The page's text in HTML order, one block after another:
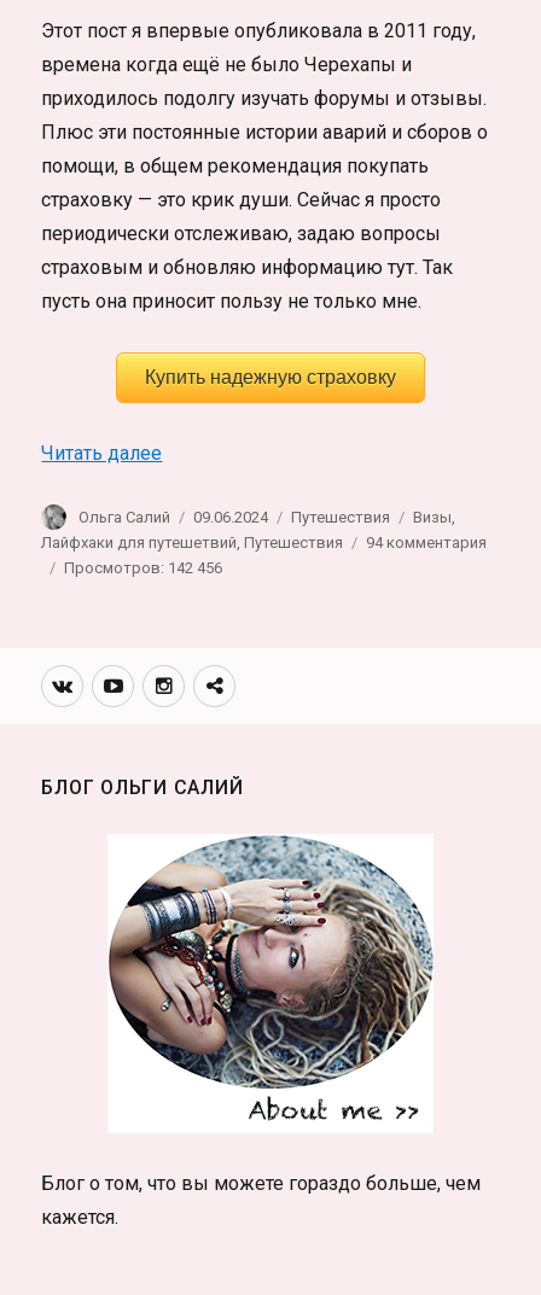
Этот пост я впервые опубликовала в 2011 году,
времена когда ещё не было Черехапы и
приходилось подолгу изучать форумы и отзывы.
Плюс эти постоянные истории аварий и сборов о
помощи, в общем рекомендация покупать
страховку — это крик души. Сейчас я просто
периодически отслеживаю, задаю вопросы
страховым и обновляю информацию тут. Так
пусть она приносит пользу не только мне.
Купить надежную страховку
Читать далее«Туристическая страховка онлайн:
Автор
Ольга Салий Опубликовано
09.06.2024 Рубрики
Путешествия Метки
Визы,
Лайфхаки для путешетвий,Путешествия 94 комментария
Просмотров: 142 456
Вконтакте
YoutubeИнстаграмм
Телеграм
БЛОГ ОЛЬГИ САЛИЙ
Блог о том, что вы можете гораздо больше, чем
кажется.